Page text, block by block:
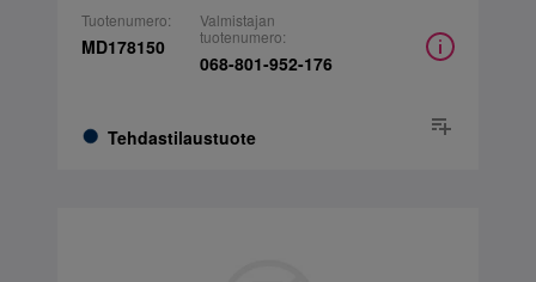
Tuotenumero:
MD178150
Tehdastilaustuote
Valmistajan
tuotenumero:
068-801-952-176